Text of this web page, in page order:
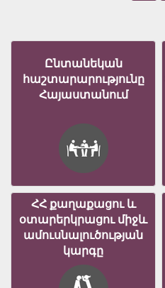
Ընտանեկան
հաշտարարությունը
Հայաստանում
ՀՀ քաղաքացու և
օտարերկրացու միջև
ամուսնալուծության
կարգը